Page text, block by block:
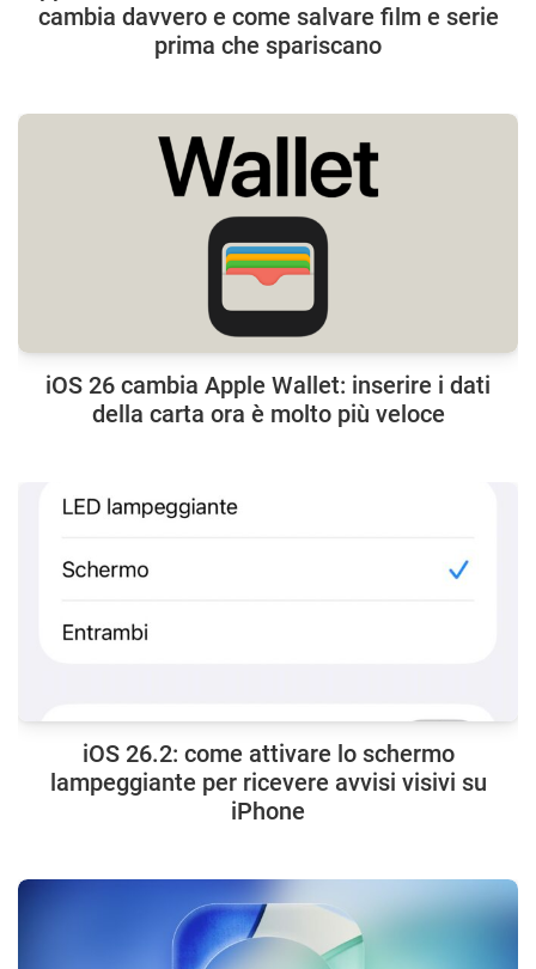
cambia davvero e come salvare film e serie
prima che spariscano
iOS 26 cambia Apple Wallet: inserire i dati
della carta ora è molto più veloce
iOS 26.2: come attivare lo schermo
lampeggiante per ricevere avvisi visivi su
iPhone